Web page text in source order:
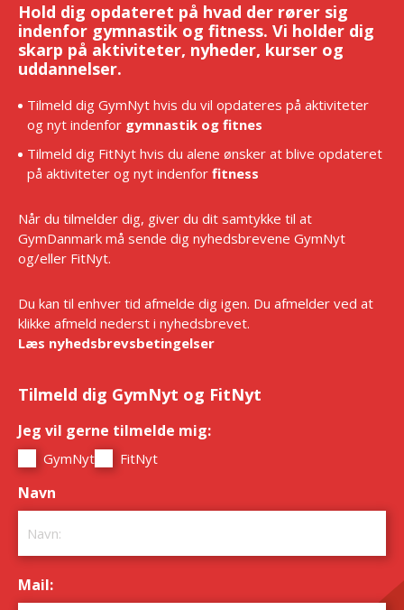
Hold dig opdateret på hvad der rører sig
indenfor gymnastik og fitness. Vi holder dig
skarp på aktiviteter, nyheder, kurser og
uddannelser.
Tilmeld dig GymNyt hvis du vil opdateres på aktiviteter
og nyt indenfor gymnastik og fitnes
Tilmeld dig FitNyt hvis du alene ønsker at blive opdateret
på aktiviteter og nyt indenfor fitness
Når du tilmelder dig, giver du dit samtykke til at
GymDanmark må sende dig nyhedsbrevene GymNyt
og/eller FitNyt.
Du kan til enhver tid afmelde dig igen. Du afmelder ved at
klikke afmeld nederst i nyhedsbrevet.
Læs nyhedsbrevsbetingelser
Tilmeld dig GymNyt og FitNyt
Jeg vil gerne tilmelde mig:
GymNyt FitNyt
Navn
Mail: